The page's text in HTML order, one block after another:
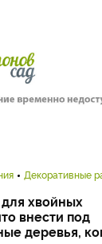
Декоративные
хвойных
внести под
деревья,